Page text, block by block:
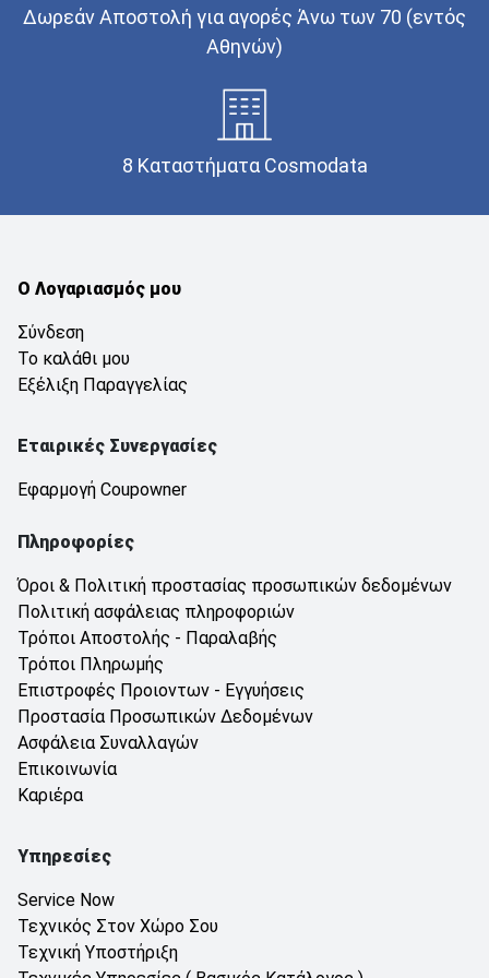
Δωρεάν Αποστολή για αγορές Άνω των 70 (εντός
Αθηνών)
8 Καταστήματα Cosmodata
Ο Λογαριασμός μου
Σύνδεση
Το καλάθι μου
Εξέλιξη Παραγγελίας
Εταιρικές Συνεργασίες
Εφαρμογή Coupowner
Πληροφορίες
Όροι & Πολιτική προστασίας προσωπικών δεδομένων
Πολιτική ασφάλειας πληροφοριών
Τρόποι Αποστολής - Παραλαβής
Τρόποι Πληρωμής
Επιστροφές Προιοντων - Εγγυήσεις
Προστασία Προσωπικών Δεδομένων
Ασφάλεια Συναλλαγών
Επικοινωνία
Καριέρα
Υπηρεσίες
Service Now
Τεχνικός Στον Χώρο Σου
Τεχνική Υποστήριξη